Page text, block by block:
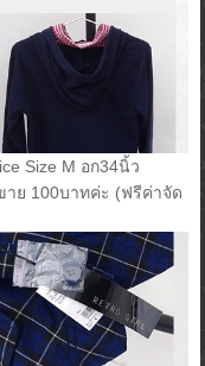
Size M อก34นิ้ว
ย 100บาทค่ะ (ฟรีค่าจัด